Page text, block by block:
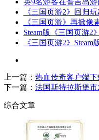
英9名游客在普吉岛
《三国页游2》回归
《三国页游》再掀像
Steam版《三国页游2
《三国页游2》
上一篇： 热血传奇客户端下
下一篇： 法国斯特拉斯堡
综合文章